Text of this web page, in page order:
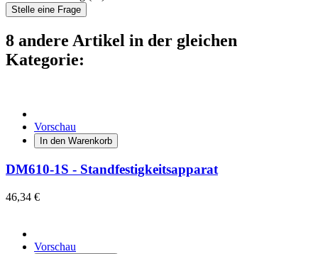
Stelle eine Frage
8 andere Artikel in der gleichen
Kategorie:
Vorschau
In den Warenkorb
DM610-1S - Standfestigkeitsapparat
46,34 €
Vorschau